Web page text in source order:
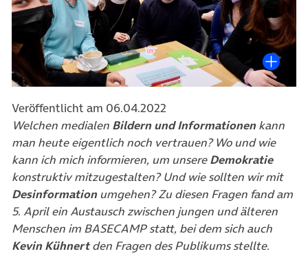
Veröffentlicht am 06.04.2022
Welchen medialen Bildern und Informationenkann
man heute eigentlich noch vertrauen? Wo und wie
kann ich mich informieren, um unsereDemokratie
konstruktiv mitzugestalten? Und wie sollten wir mit
Desinformationumgehen? Zu diesen Fragen fand am
5. April ein Austausch zwischen jungen und älteren
Menschen im BASECAMP statt, bei dem sich auch
Kevin Kühnertden Fragen des Publikums stellte.